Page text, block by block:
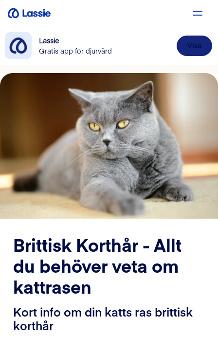
Lassie
Gratis app för djurvård
Visa
Brittisk Korthår - Allt
du behöver veta om
kattrasen
Kort info om din katts ras brittisk
korthår